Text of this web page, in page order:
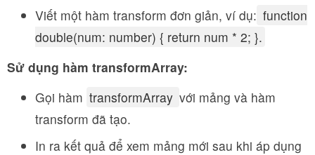
Viết một hàm transform đơn giản, ví dụ: function
double(num: number) { return num * 2; }.
Sử dụng hàm transformArray:
Gọi hàm transformArray với mảng và hàm
transform đã tạo.
In ra kết quả để xem mảng mới sau khi áp dụng